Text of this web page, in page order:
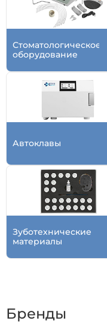
Стоматологическое
оборудование
Автоклавы
Зуботехнические
материалы
Бренды